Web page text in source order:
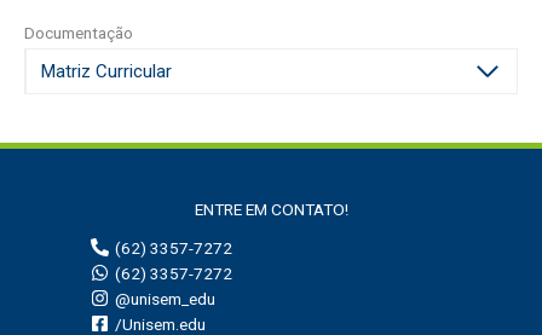
Documentação
Matriz Curricular
ENTRE EM CONTATO!
(62) 3357-7272
(62) 3357-7272
@unisem_edu
/Unisem.edu